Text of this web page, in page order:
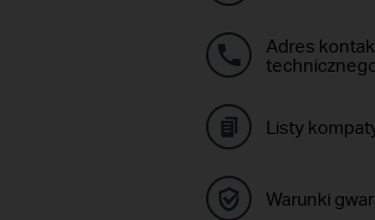
Adres
Listy
Warunki